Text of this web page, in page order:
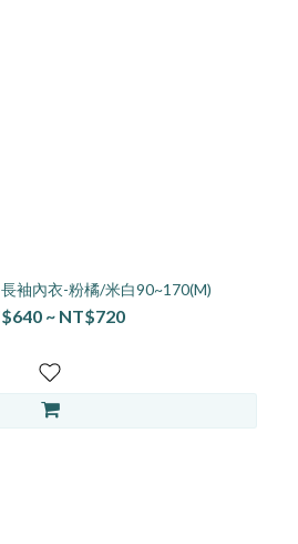
袖內衣-粉橘/米白90~170(M)
~ NT$720